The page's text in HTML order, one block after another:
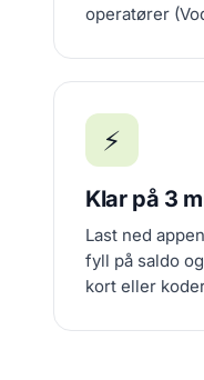
operatører
⚡
Klar på 3
Last ned
fyll på saldo
kort eller